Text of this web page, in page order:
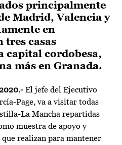
principalmente
Madrid, Valencia y
en
tres casas
capital cordobesa,
más en Granada.
El jefe del Ejecutivo
Page, va a visitar todas
La Mancha repartidas
muestra de apoyo y
realizan para mantener